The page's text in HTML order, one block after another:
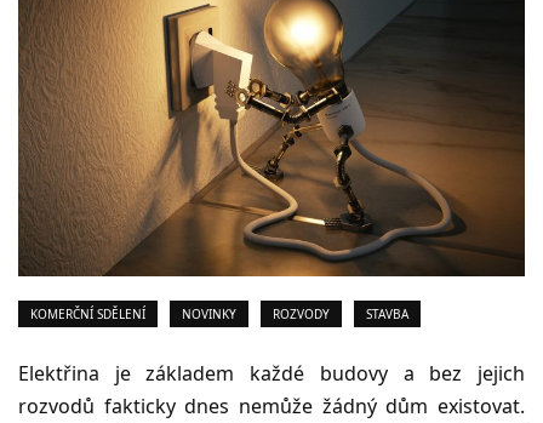
KOMERČNÍ SDĚLENÍ NOVINKY ROZVODY STAVBA
Elektřina je základem každé budovy a bez jejich
rozvodů fakticky dnes nemůže žádný dům existovat.